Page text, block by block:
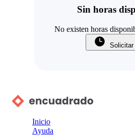
Sin horas
No existen horas
Solicitar
Inicio
Ayuda